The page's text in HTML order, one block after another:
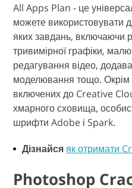
All Apps Plan - це
можете використовувати
яких завдань, включаючи
тривимірної графіки,
редагування відео,
моделювання тощо. Окрім
включених до Creative
хмарного сховища,
шрифти Adobe і Spark.
Дізнайся як отримати
Photoshop